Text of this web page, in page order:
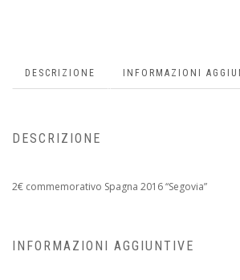
DESCRIZIONE INFORMAZIONI
DESCRIZIONE
2€ commemorativo Spagna 2016 “Segovia”
INFORMAZIONI AGGIUNTIVE